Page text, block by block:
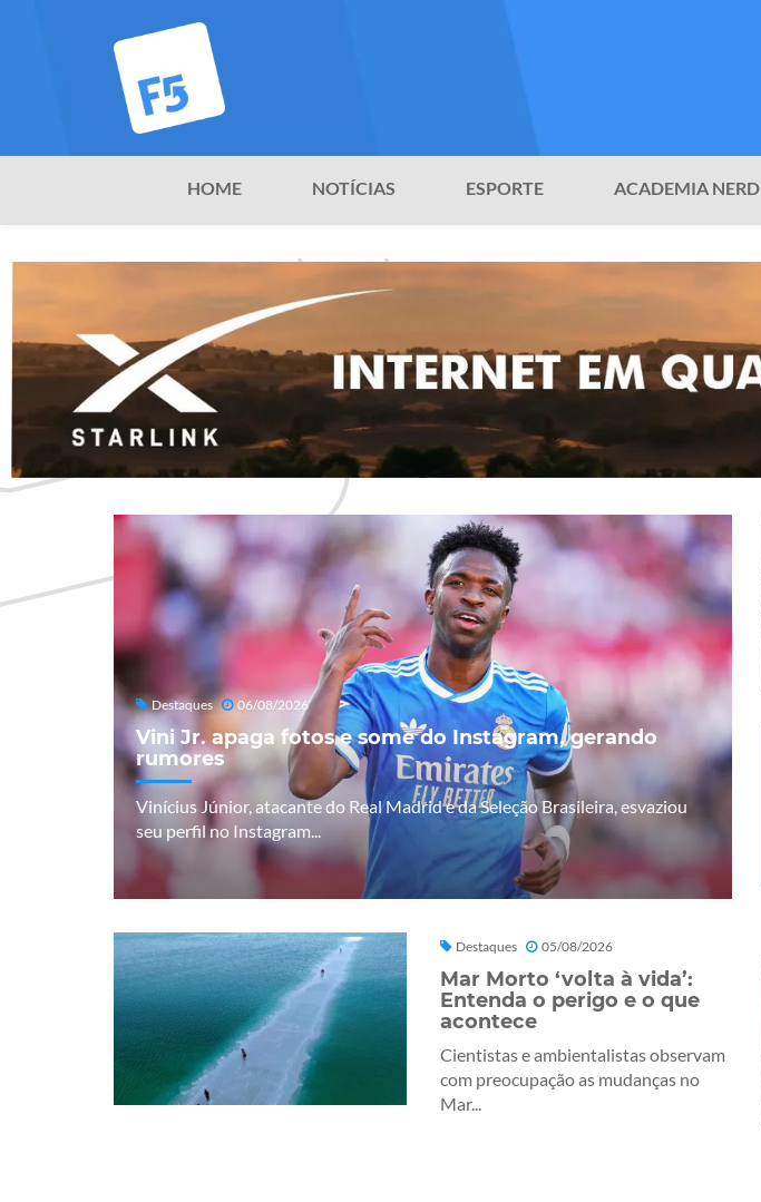
HOME NOTÍCIAS ESPORTE ACADEMIA NERD
Destaques 06/08/2026
Vini Jr. apaga fotos e some do Instagram, gerando
rumores
Vinícius Júnior, atacante do Real Madrid e da Seleção Brasileira, esvaziou
seu perfil no Instagram...
Destaques 05/08/2026
Mar Morto ‘volta à vida’:
Entenda o perigo e o que
acontece
Cientistas e ambientalistas observam
com preocupação as mudanças no
Mar...